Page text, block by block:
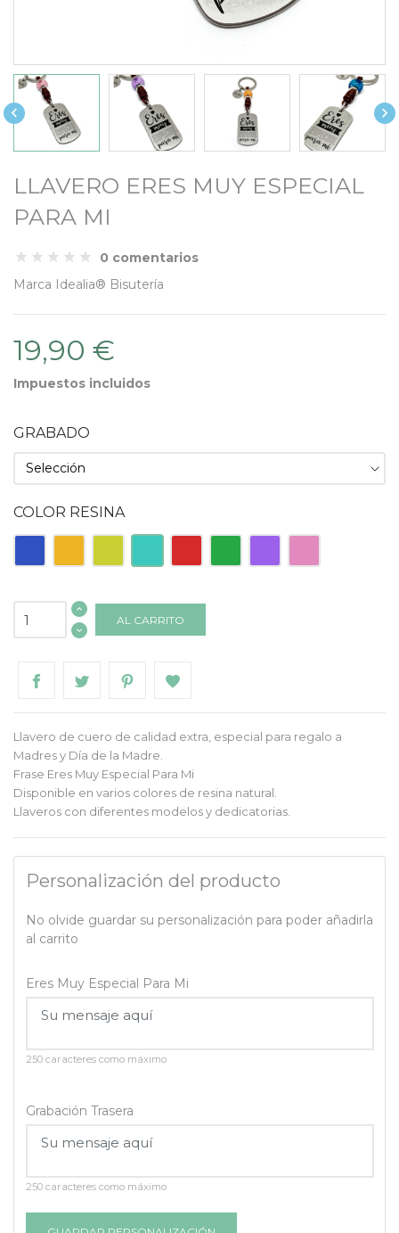
 
LLAVERO ERES MUY ESPECIAL
PARA MI
0 comentarios
Marca Idealia® Bisutería
19,90 €
Impuestos incluidos
GRABADO
COLOR RESINA
Naranja PistachoTurquesaRoja Verde Morado
AL CARRITO
Llavero de cuero de calidad extra, especial para regalo a
Madres y Día de la Madre.
Frase Eres Muy Especial Para Mi
Disponible en varios colores de resina natural.
Llaveros con diferentes modelos y dedicatorias.
Personalización del producto
No olvide guardar su personalización para poder añadirla
al carrito
Eres Muy Especial Para Mi
250 caracteres como máximo
Grabación Trasera
250 caracteres como máximo